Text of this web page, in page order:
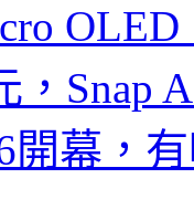
，Snap
開幕，